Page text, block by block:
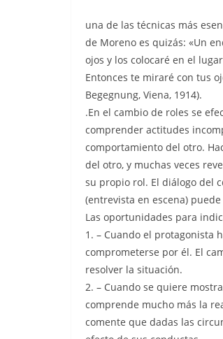
una de las técnicas más
de Moreno es quizás: «Un
ojos y los colocaré en el
Entonces te miraré con tus
Begegnung, Viena, 1914).
.En el cambio de roles se
comprender actitudes
comportamiento del otro.
del otro, y muchas veces
su propio rol. El diálogo del
(entrevista en escena)
Las oportunidades para
1. – Cuando el protagonista
comprometerse por él. El
resolver la situación.
2. – Cuando se quiere
comprende mucho más la
comente que dadas las